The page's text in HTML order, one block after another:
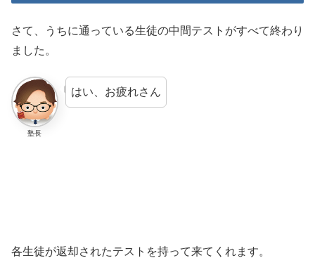
さて、うちに通っている生徒の中間テストがすべて終わり
ました。
塾長
はい、お疲れさん
各生徒が返却されたテストを持って来てくれます。